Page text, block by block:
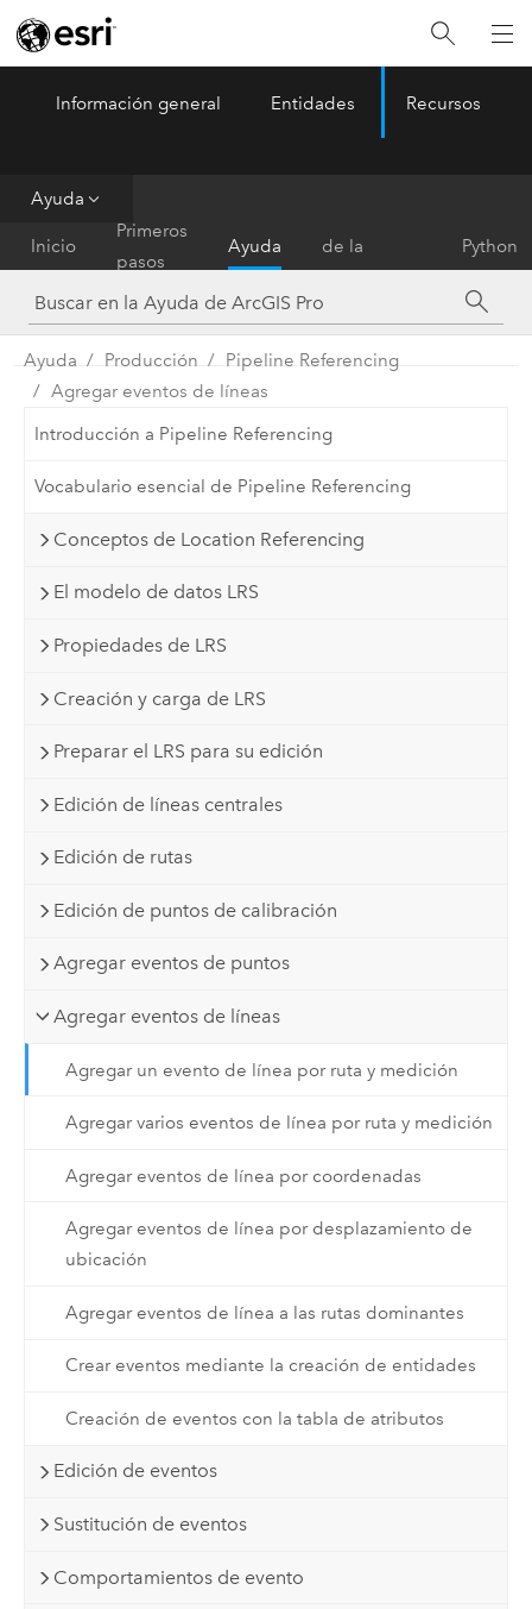
ArcGIS Pro Menu
Información general Entidades Recursos
Ayuda
Inicio
Primeros
pasos
Ayuda
de la
herramienta
Python
Ayuda Producción
Pipeline Referencing
Agregar eventos de líneas
Introducción a Pipeline Referencing
Vocabulario esencial de Pipeline Referencing
Conceptos de Location Referencing
El modelo de datos LRS
Propiedades de LRS
Creación y carga de LRS
Preparar el LRS para su edición
Edición de líneas centrales
Edición de rutas
Edición de puntos de calibración
Agregar eventos de puntos
Agregar eventos de líneas
Agregar un evento de línea por ruta y medición
Agregar varios eventos de línea por ruta y medición
Agregar eventos de línea por coordenadas
Agregar eventos de línea por desplazamiento de
ubicación
Agregar eventos de línea a las rutas dominantes
Crear eventos mediante la creación de entidades
Creación de eventos con la tabla de atributos
Edición de eventos
Sustitución de eventos
Comportamientos de evento